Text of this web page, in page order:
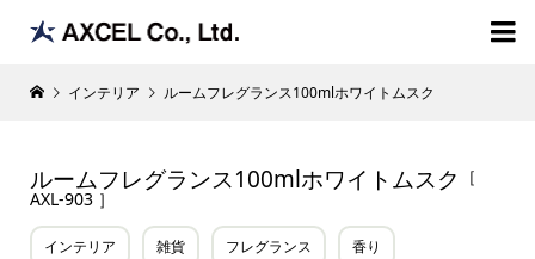

インテリア ルームフレグランス100mlホワイトムスク
ルームフレグランス100mlホワイトムスク
［
AXL-903 ］
インテリア 雑貨 フレグランス 香り